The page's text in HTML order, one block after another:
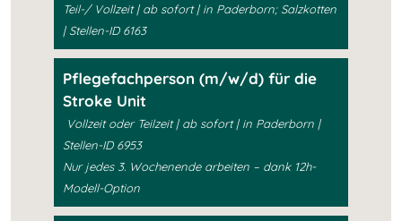
Teil-/ Vollzeit | ab sofort | in Paderborn; Salzkotten
| Stellen-ID 6163
Pflegefachperson (m/w/d) für die
Stroke Unit
Vollzeit oder Teilzeit | ab sofort | in Paderborn |
Stellen-ID 6953
Nur jedes 3. Wochenende arbeiten – dank 12h-
Modell-Option